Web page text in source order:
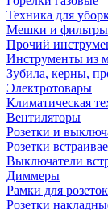
Техника для
Мешки и фильтры
Прочий
Инструменты из
Зубила, керны,
Электротовары
Климатическая
Вентиляторы
Розетки и
Розетки
Выключатели
Диммеры
Рамки для
Розетки